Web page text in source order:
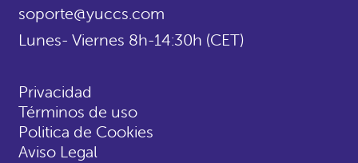
soporte@yuccs.com
Lunes- Viernes 8h-14:30h (CET)
Privacidad
Términos de uso
Politica de Cookies
Aviso Legal